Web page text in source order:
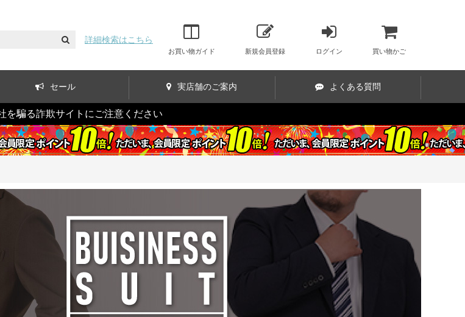
詳細検索はこちら
お買い物ガイド 新規会員登録 ログイン 買い物かご
セール 実店舗のご案内 よくある質問
を騙る詐欺サイトにご注意ください